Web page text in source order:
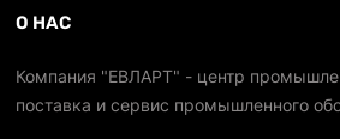
О НАС
Компания "ЕВЛАРТ" - центр
поставка и сервис промышленного